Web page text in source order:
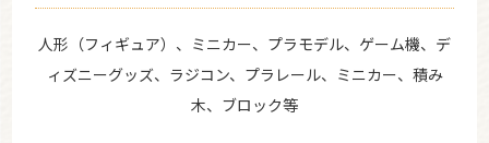
人形（フィギュア）、ミニカー、プラモデル、ゲーム機、デ
ィズニーグッズ、ラジコン、プラレール、ミニカー、積み
木、ブロック等